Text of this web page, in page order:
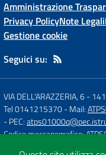
Amministrazione
Privacy PolicyNote Legali
Gestione cookie
Seguici su:
VIA DELL'ARAZZERIA, 6-
Tel 0141215370- Mail:
- PEC:
Codice meccanografico: